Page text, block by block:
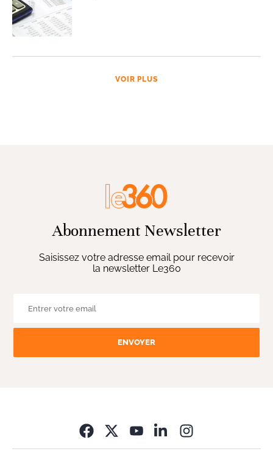
VOIR PLUS
Abonnement Newsletter
Saisissez votre adresse email pour recevoir
la newsletter Le360
ENVOYER